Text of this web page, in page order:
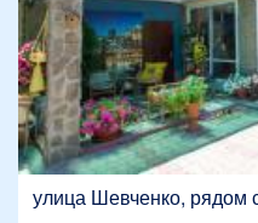
улица Шевченко,